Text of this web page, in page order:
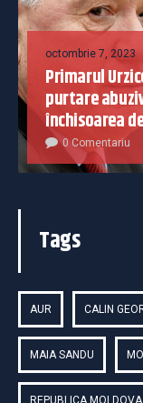
octombrie 7, 2023
Primarul
purtare
închisoarea
0 Comentariu
Tags
AUR CALIN
MAIA SANDU
REPUBLICA MOLDOVA